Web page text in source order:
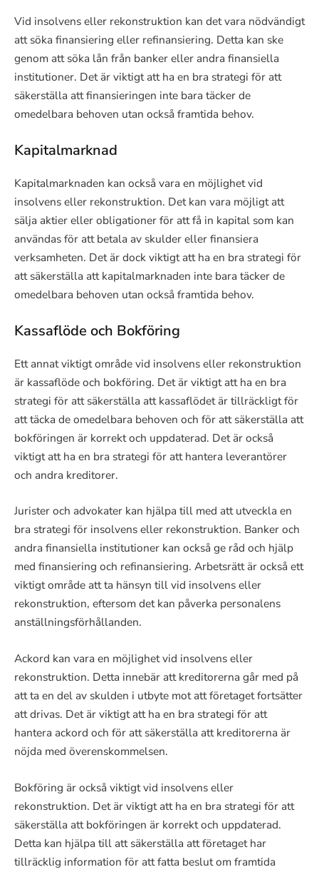
Vid insolvens eller rekonstruktion kan det vara nödvändigt
att söka finansiering eller refinansiering. Detta kan ske
genom att söka lån från banker eller andra finansiella
institutioner. Det är viktigt att ha en bra strategi för att
säkerställa att finansieringen inte bara täcker de
omedelbara behoven utan också framtida behov.
Kapitalmarknad
Kapitalmarknaden kan också vara en möjlighet vid
insolvens eller rekonstruktion. Det kan vara möjligt att
sälja aktier eller obligationer för att få in kapital som kan
användas för att betala av skulder eller finansiera
verksamheten. Det är dock viktigt att ha en bra strategi för
att säkerställa att kapitalmarknaden inte bara täcker de
omedelbara behoven utan också framtida behov.
Kassaflöde och Bokföring
Ett annat viktigt område vid insolvens eller rekonstruktion
är kassaflöde och bokföring. Det är viktigt att ha en bra
strategi för att säkerställa att kassaflödet är tillräckligt för
att täcka de omedelbara behoven och för att säkerställa att
bokföringen är korrekt och uppdaterad. Det är också
viktigt att ha en bra strategi för att hantera leverantörer
och andra kreditorer.
Jurister och advokater kan hjälpa till med att utveckla en
bra strategi för insolvens eller rekonstruktion. Banker och
andra finansiella institutioner kan också ge råd och hjälp
med finansiering och refinansiering. Arbetsrätt är också ett
viktigt område att ta hänsyn till vid insolvens eller
rekonstruktion, eftersom det kan påverka personalens
anställningsförhållanden.
Ackord kan vara en möjlighet vid insolvens eller
rekonstruktion. Detta innebär att kreditorerna går med på
att ta en del av skulden i utbyte mot att företaget fortsätter
att drivas. Det är viktigt att ha en bra strategi för att
hantera ackord och för att säkerställa att kreditorerna är
nöjda med överenskommelsen.
Bokföring är också viktigt vid insolvens eller
rekonstruktion. Det är viktigt att ha en bra strategi för att
säkerställa att bokföringen är korrekt och uppdaterad.
Detta kan hjälpa till att säkerställa att företaget har
tillräcklig information för att fatta beslut om framtida